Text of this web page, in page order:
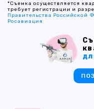
*Съемка осуществляется
требует регистрации и
Правительства Российской
Росавиация